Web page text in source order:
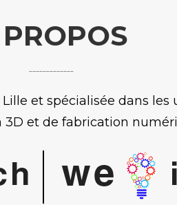
-------------
Lille et spécialisée dans
3D et de fabrication